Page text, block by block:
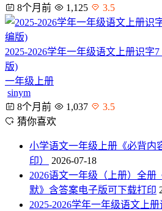
8个月前
1,125 3.5
2025-2026学年一年级语文上册识字
版)
一年级上册
sinym
8个月前
1,037
3.5
猜你喜欢
小学语文一年级上册《必背内
印）
2026-07-18
2026语文一年级（上册）全册
默》含答案电子版可下载打印
2025-2026学年一年级语文上